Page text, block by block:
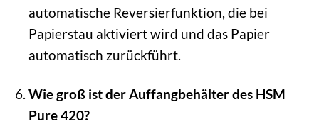
automatische Reversierfunktion, die bei
Papierstau aktiviert wird und das Papier
automatisch zurückführt.
Wie groß ist der Auffangbehälter des HSM
Pure 420?